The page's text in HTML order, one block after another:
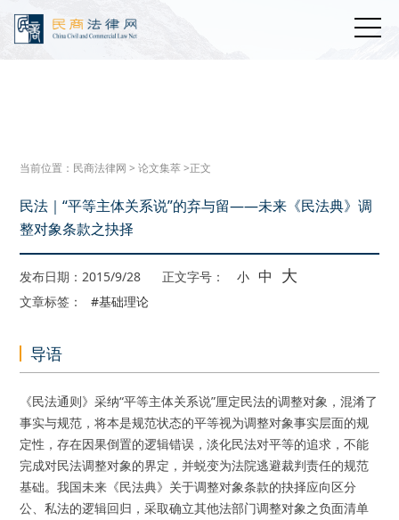
当前位置： 民商法律网 >论文集萃>正文
民法｜“平等主体关系说”的弃与留——未来《民法典》调
整对象条款之抉择
发布日期：2015/9/28 正文字号： 小 中 大
文章标签： #基础理论
导语
《民法通则》采纳“平等主体关系说”厘定民法的调整对象，混淆了
事实与规范，将本是规范状态的平等视为调整对象事实层面的规
定性，存在因果倒置的逻辑错误，淡化民法对平等的追求，不能
完成对民法调整对象的界定，并蜕变为法院逃避裁判责任的规范
基础。我国未来《民法典》关于调整对象条款的抉择应向区分
公、私法的逻辑回归，采取确立其他法部门调整对象之负面清单